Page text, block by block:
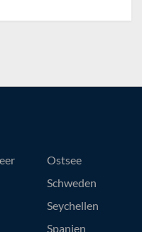
Ostsee
Schweden
Seychellen
Spanien